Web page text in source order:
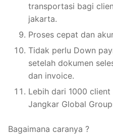
transportasi bagi
jakarta.
Proses cepat dan
Tidak perlu Down
setelah dokumen
dan invoice.
Lebih dari 1000
Jangkar Global
Bagaimana caranya ?